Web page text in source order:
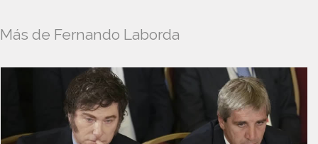
Más de Fernando Laborda